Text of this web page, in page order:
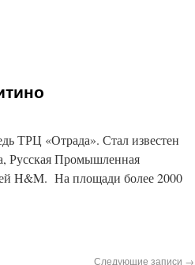
ТРЦ «Отрада». Стал известен
Русская Промышленная
H&M. На площади более 2000
Следующие записи →